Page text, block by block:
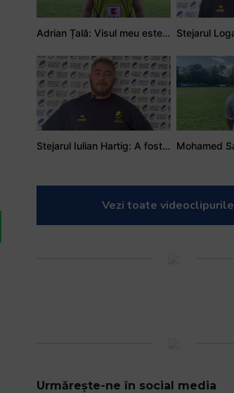
Adrian Țală: Visul meu este să debutez pentru România
Stejarul Iulian Hartig: A fost un turneu care a unit mai mult echipa
Vezi toate videoclipurile
Urmărește-ne în social media